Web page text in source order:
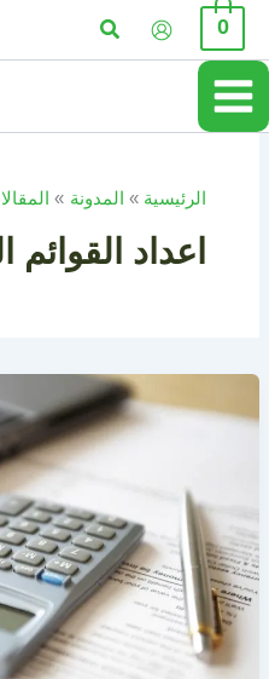
تخطي
المحتوى
0 البحث
الرئيسية المدونة
اعداد القوائم